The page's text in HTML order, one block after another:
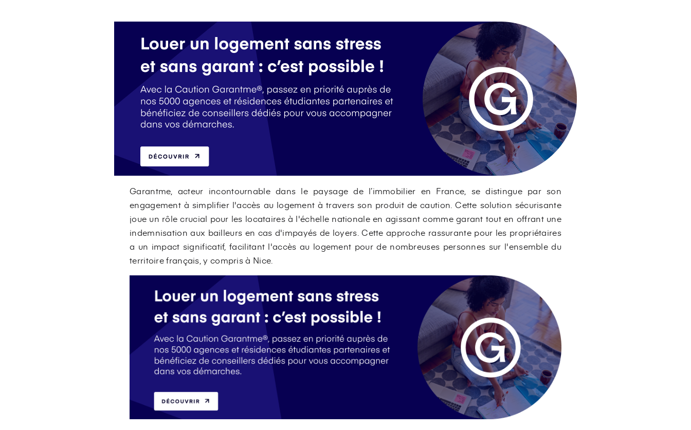
Garantme, acteur incontournable dans le paysage de l’immobilier en France, se distingue par son
engagement à simplifier l'accès au logement à travers son produit de caution. Cette solution sécurisante
joue un rôle crucial pour les locataires à l'échelle nationale en agissant comme garant tout en offrant une
indemnisation aux bailleurs en cas d'impayés de loyers. Cette approche rassurante pour les propriétaires
a un impact significatif, facilitant l'accès au logement pour de nombreuses personnes sur l'ensemble du
territoire français, y compris à Nice.